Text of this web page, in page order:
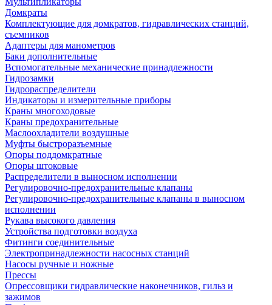
Домкраты
Комплектующие для домкратов, гидравлических станций,
съемников
Адаптеры для манометров
Баки дополнительные
Вспомогательные механические принадлежности
Гидрозамки
Гидрораспределители
Индикаторы и измерительные приборы
Краны многоходовые
Краны предохранительные
Маслоохладители воздушные
Муфты быстроразъемные
Опоры поддомкратные
Опоры штоковые
Распределители в выносном исполнении
Регулировочно-предохранительные клапаны
Регулировочно-предохранительные клапаны в выносном
исполнении
Рукава высокого давления
Устройства подготовки воздуха
Фитинги соединительные
Электропринадлежности насосных станций
Насосы ручные и ножные
Прессы
Опрессовщики гидравлические наконечников, гильз и
зажимов